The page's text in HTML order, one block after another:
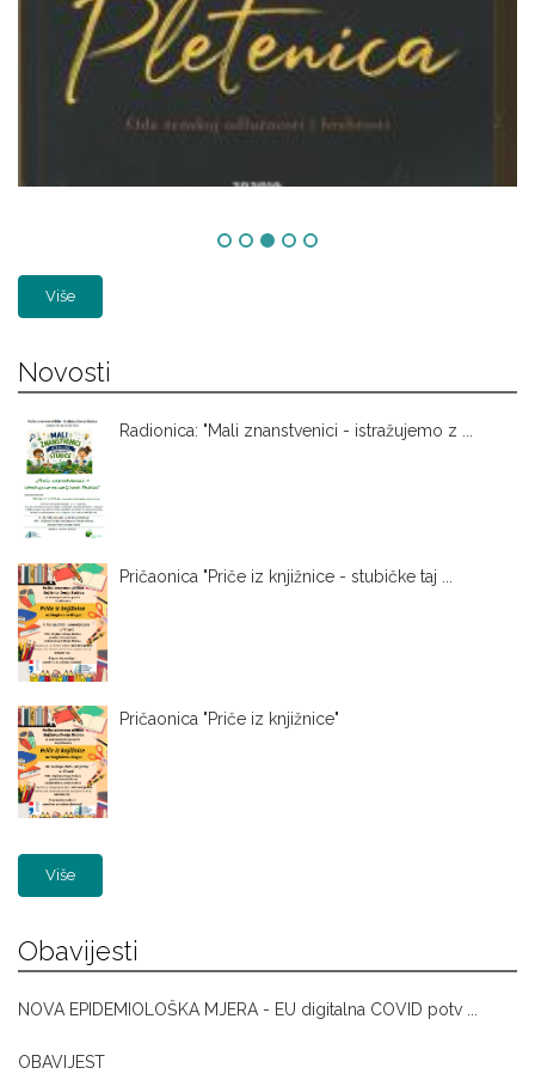
Više
Novosti
Radionica: "Mali znanstvenici - istražujemo z ...
Pričaonica "Priče iz knjižnice - stubičke taj ...
Pričaonica "Priče iz knjižnice"
Više
Obavijesti
NOVA EPIDEMIOLOŠKA MJERA - EU digitalna COVID potv ...
OBAVIJEST